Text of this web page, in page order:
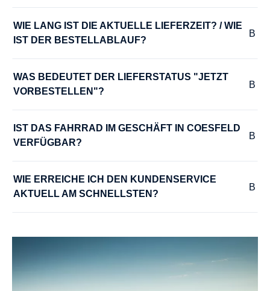
diamond black matt (grey)
SHIMANO Deore M5100 CL 36H 135-5QR
KURBELGARNITUR :
KTM E-COMP2 ISIS 170mm Q8
LADEGERÄT :
Bosch Standard 4A
LENKER :
MODELLJAHR :
WIE LANG IST DIE AKTUELLE LIEFERZEIT? / WIE
IST DER BESTELLABLAUF?
WAS BEDEUTET DER LIEFERSTATUS "JETZT
VORBESTELLEN"?
IST DAS FAHRRAD IM GESCHÄFT IN COESFELD
VERFÜGBAR?
WIE ERREICHE ICH DEN KUNDENSERVICE
AKTUELL AM SCHNELLSTEN?